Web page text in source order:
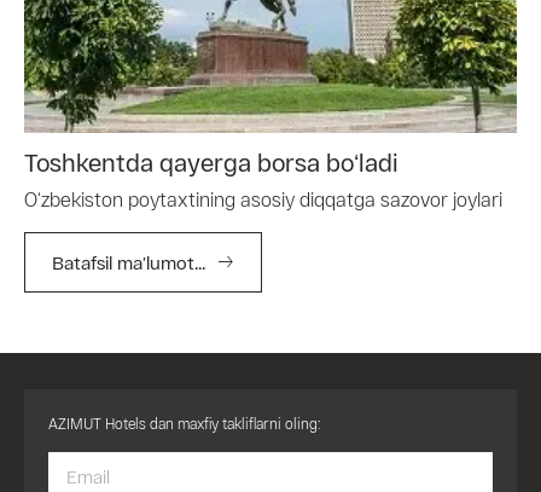
Toshkentda qayerga borsa boʻladi
O‘zbekiston poytaxtining asosiy diqqatga sazovor joylari
Batafsil ma’lumot...
AZIMUT Hotels dan maxfiy takliflarni oling: